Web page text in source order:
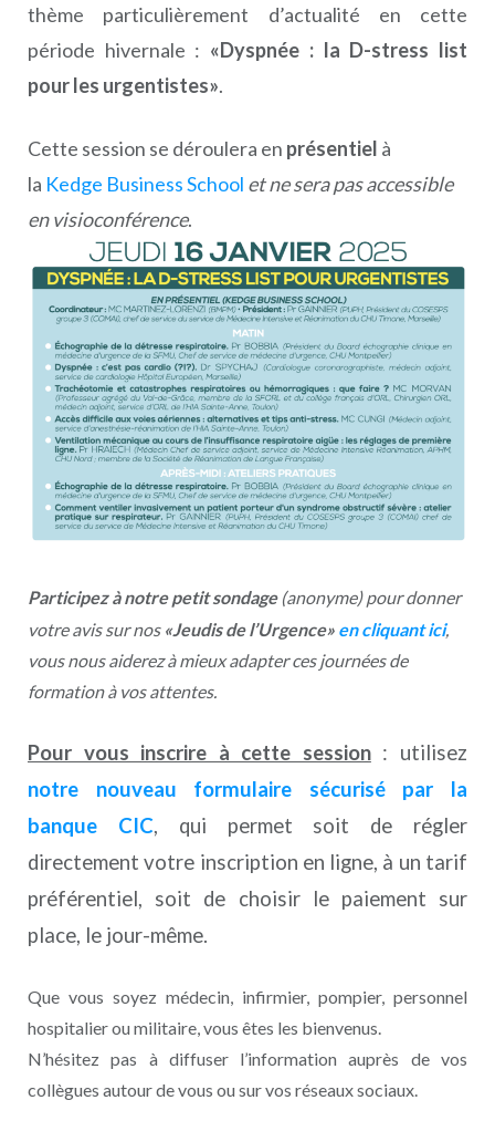
thème particulièrement d’actualité en cette
période hivernale : «Dyspnée : la D-stress list
pour les urgentistes».
Cette session se déroulera en présentiel à
la Kedge Business School et ne sera pas accessible
en visioconférence.
Participez à notre petit sondage(anonyme) pour donner
votre avis sur nos «Jeudis de l’Urgence» en cliquant ici,
vous nous aiderez à mieux adapter ces journées de
formation à vos attentes.
Pour vous inscrire à cette session: utilisez
notre nouveau formulaire sécurisé par la
banque CIC, qui permet soit de régler
directement votre inscription en ligne, à un tarif
préférentiel, soit de choisir le paiement sur
place, le jour-même.
Que vous soyez médecin, infirmier, pompier, personnel
hospitalier ou militaire, vous êtes les bienvenus.
N’hésitez pas à diffuser l’information auprès de vos
collègues autour de vous ou sur vos réseaux sociaux.